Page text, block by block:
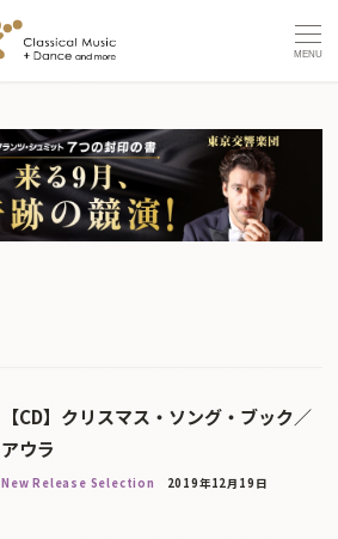
MENU
【CD】クリスマス・ソング・ブック／
アウラ
New Release Selection 2019年12月19日